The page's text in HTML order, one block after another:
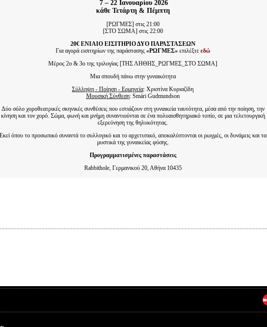
7 – 22 Ιανουαρίου 2026
κάθε Τετάρτη & Πέμπτη
[ΡΩΓΜΕΣ] στις 21:00
[ΣΤΟ ΣΩΜΑ] στις 22:00
20€ ΕΝΙΑΙΟ ΕΙΣΙΤΗΡΙΟ ΔΥΟ ΠΑΡΑΣΤΑΣΕΩΝ
Για αγορά εισιτηρίων της παράστασης «ΡΩΓΜΕΣ» επιλέξτε εδώ
Μέρος 2ο & 3ο της τριλογίας [ΤΗΣ ΛΗΘΗΣ_ΡΩΓΜΕΣ_ΣΤΟ ΣΩΜΑ]
Μια σπουδή πάνω στην γυναικότητα
Σύλληψη - Ποίηση - Ερμηνεία: Χριστίνα Κυριαζίδη
Μουσική Σύνθεση: Smári Gudmundson
Δύο σόλο χοροθεατρικές σκηνικές συνθέσεις που εστιάζουν στη γυναικεία ταυτότητα, μέσα από την ποίηση, την
κίνηση και τον χορό. Σώμα, φωνή και μνήμη συναντιούνται σε ένα πολυαισθητηριακό τοπίο, σε μια τελετουργική
εξερεύνηση της θηλυκότητας.
Εκεί όπου το προσωπικό συναντά το συλλογικό και το αρχετυπικό, αποκαλύπτονται οι ρωγμές, οι δυνάμεις και τα
μυστικά της γυναικείας φύσης.
Προγραμματισμένες παραστάσεις
Rabbithole, Γερμανικού 20, Αθήνα 10435